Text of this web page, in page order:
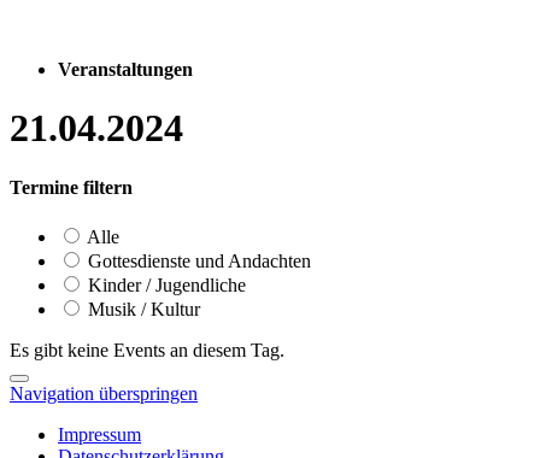
Veranstaltungen
21.04.2024
Termine filtern
Alle
Gottesdienste und Andachten
Kinder / Jugendliche
Musik / Kultur
Es gibt keine Events an diesem Tag.
Navigation überspringen
Impressum